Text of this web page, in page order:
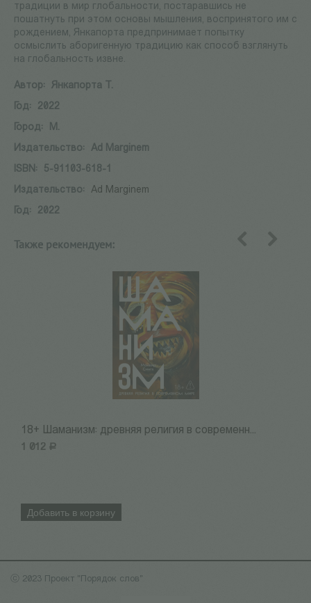
традиции в мир глобальности, постаравшись не
пошатнуть при этом основы мышления, воспринятого им с
рождением, Янкапорта предпринимает попытку
осмыслить аборигенную традицию как способ взглянуть
на глобальность извне.
Автор:
Янкапорта Т.
Год:
2022
Город:
М.
Издательство:
Ad Marginem
ISBN:
5-91103-618-1
Издательство:
Ad Marginem
Год:
2022
Также рекомендуем:
18+ Шаманизм: древняя религия в современн...
1 012 Р
Добавить в корзину
ⓒ 2023 Проект "Порядок слов"